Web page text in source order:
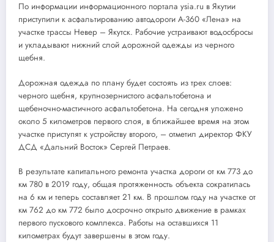
По информации информационного портала ysia.ru в Якутии
приступили к асфальтированию автодороги А-360 «Лена» на
участке трассы Невер – Якутск. Рабочие устраивают водосбросы
и укладывают нижний слой дорожной одежды из черного
щебня.
Дорожная одежда по плану будет состоять из трех слоев:
черного щебня, крупнозернистого асфальтобетона и
щебеночно-мастичного асфальтобетона. На сегодня уложено
около 5 километров первого слоя, в ближайшее время на этом
участке приступят к устройству второго, – отметил директор ФКУ
ДСД «Дальний Восток» Сергей Петраев.
В результате капитального ремонта участка дороги от км 773 до
км 780 в 2019 году, общая протяженность объекта сократилась
на 6 км и теперь составляет 21 км. В прошлом году на участке от
км 762 до км 772 было досрочно открыто движение в рамках
первого пускового комплекса. Работы на оставшихся 11
километрах будут завершены в этом году.